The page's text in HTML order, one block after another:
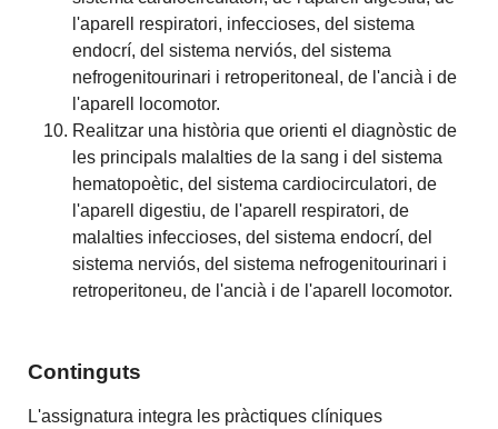
l'aparell respiratori, infeccioses, del sistema
endocrí, del sistema nerviós, del sistema
nefrogenitourinari i retroperitoneal, de l'ancià i de
l'aparell locomotor.
Realitzar una història que orienti el diagnòstic de
les principals malalties de la sang i del sistema
hematopoètic, del sistema cardiocirculatori, de
l'aparell digestiu, de l'aparell respiratori, de
malalties infeccioses, del sistema endocrí, del
sistema nerviós, del sistema nefrogenitourinari i
retroperitoneu, de l'ancià i de l'aparell locomotor.
Continguts
L'assignatura integra les pràctiques clíniques